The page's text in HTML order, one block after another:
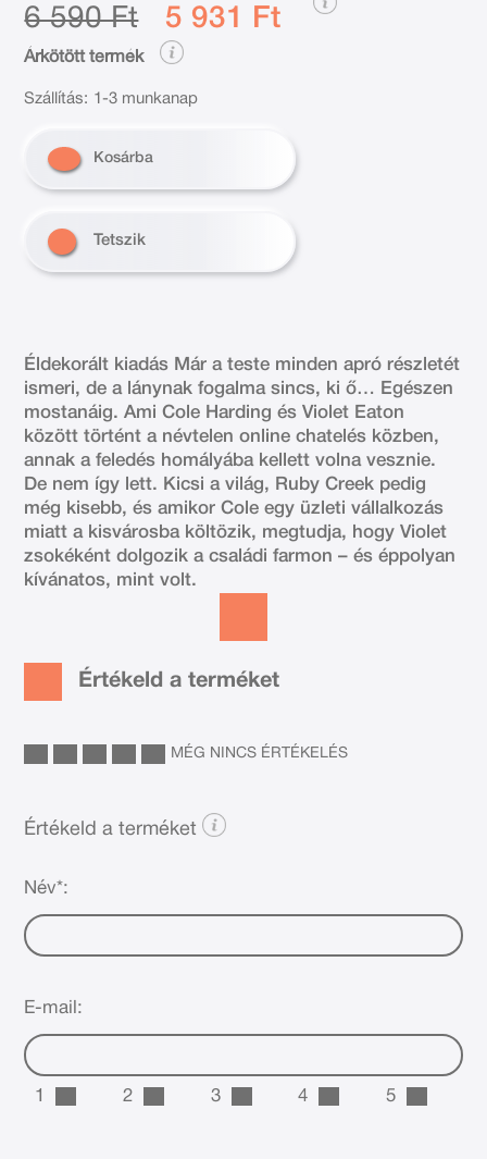
6 590 Ft 5 931 Ft
Árkötött termék
Szállítás: 1-3 munkanap
Kosárba
Tetszik
Éldekorált kiadás Már a teste minden apró részletét
ismeri, de a lánynak fogalma sincs, ki ő… Egészen
mostanáig. Ami Cole Harding és Violet Eaton
között történt a névtelen online chatelés közben,
annak a feledés homályába kellett volna vesznie.
De nem így lett. Kicsi a világ, Ruby Creek pedig
még kisebb, és amikor Cole egy üzleti vállalkozás
miatt a kisvárosba költözik, megtudja, hogy Violet
zsokéként dolgozik a családi farmon – és éppolyan
kívánatos, mint volt.
Értékeld a terméket
MÉG NINCS ÉRTÉKELÉS
Értékeld a terméket
Név*:
E-mail:
1 2 3 4 5